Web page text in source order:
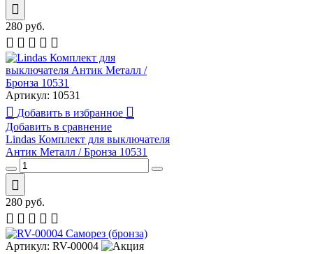
280 руб.
Артикул: 10531
Добавить в избранное
Добавить в сравнение
Lindas Комплект для выключателя
Антик Металл / Бронза 10531
280 руб.
Артикул: RV-00004